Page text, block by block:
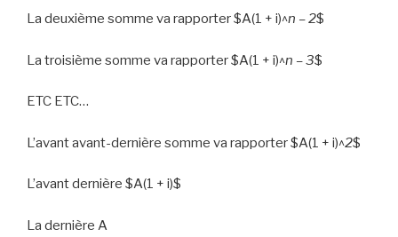
La deuxième somme va rapporter$A(1 + i)^n – 2$
La troisième somme va rapporter$A(1 + i)^n – 3$
ETC ETC…
L’avant avant-dernière somme va rapporter$A(1 + i)^2$
L’avant dernière $A(1 + i)$
La dernière A